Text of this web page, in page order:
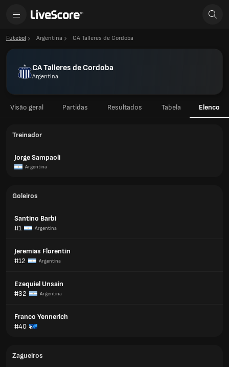
Futebol Argentina CA Talleres de Cordoba
CA Talleres de Cordoba
Argentina
Visão geral Partidas Resultados Tabela Elenco
Treinador
Jorge Sampaoli
Argentina
Goleiros
Santino Barbi
#1
Argentina
Jeremias Florentin
#12
Argentina
Ezequiel Unsain
#32
Argentina
Franco Yennerich
#40
Zagueiros